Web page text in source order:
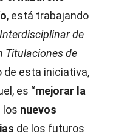
, está trabajando
de
Titulaciones de
de esta iniciativa,
es “mejorar la
los nuevos
de los futuros